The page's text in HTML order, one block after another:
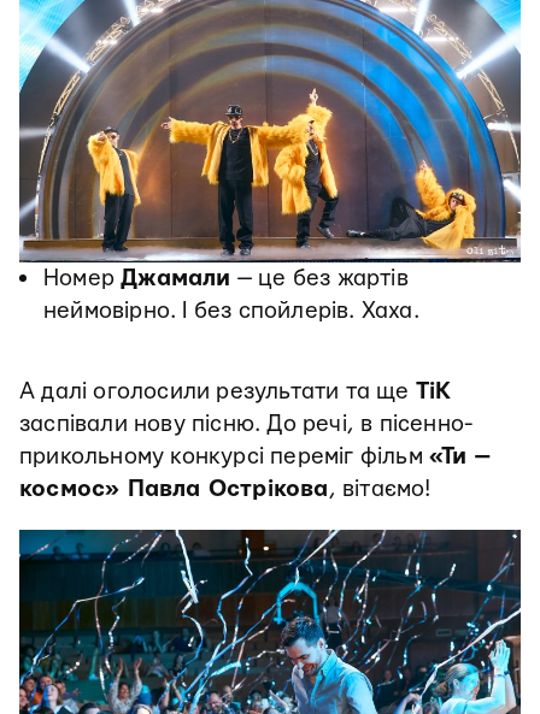
НомерДжамали — це без жартів
неймовірно. І без спойлерів. Хаха.
А далі оголосили результати та ще ТіК
заспівали нову пісню. До речі, в пісенно-
прикольному конкурсі переміг фільм«Ти —
космос» Павла Острікова, вітаємо!